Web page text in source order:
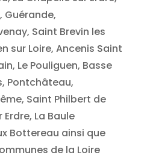
Guérande,
Saint Brevin les
sur Loire, Ancenis Saint
Le Pouliguen, Basse
Pontchâteau,
Saint Philbert de
La Baule
Bottereau ainsi que
de la Loire